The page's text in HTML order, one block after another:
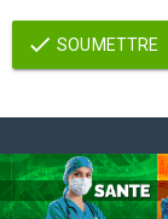
SOUMETTRE